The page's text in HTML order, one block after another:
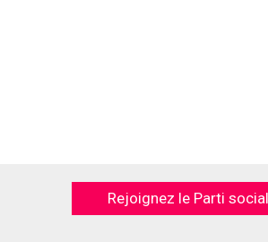
Rejoignez le Parti